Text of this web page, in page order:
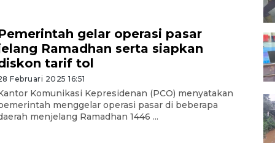
gelar operasi pasar
Ramadhan serta siapkan
tarif tol
Februari 2025 16:51
Komunikasi Kepresidenan (PCO) menyatakan
menggelar operasi pasar di beberapa
menjelang Ramadhan 1446 ...